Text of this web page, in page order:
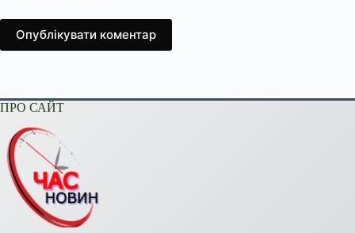
Опублікувати коментар
ПРО САЙТ